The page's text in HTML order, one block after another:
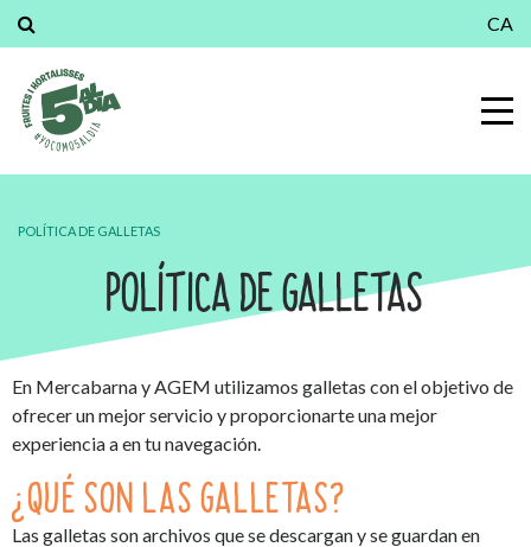
CA
POLÍTICA DE GALLETAS
POLÍTICA DE GALLETAS
En Mercabarna y AGEM utilizamos galletas con el objetivo de
ofrecer un mejor servicio y proporcionarte una mejor
experiencia a en tu navegación.
¿QUÉ SON LAS GALLETAS?
Las galletas son archivos que se descargan y se guardan en